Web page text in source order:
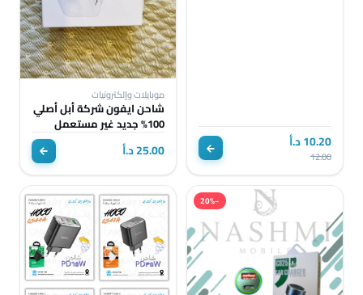
10.20 د.أ
12.00
موبايلات وإلكترونيات
شاحن ايفون شركة أبل أصلي
100% جديد غير مستعمل
25.00 د.أ
−20%